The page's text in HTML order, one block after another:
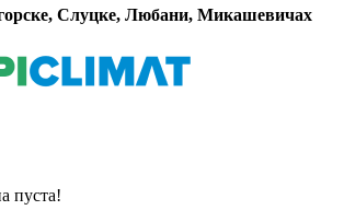
Слуцке, Любани, Микашевичах
пуста!